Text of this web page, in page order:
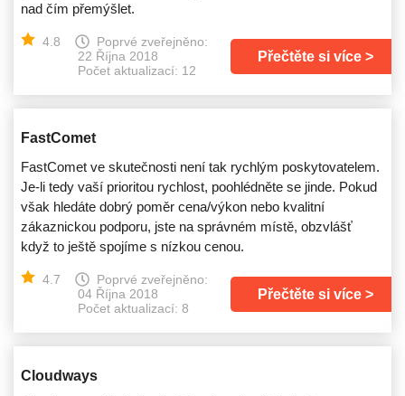
nad čím přemýšlet.
4.8
Poprvé zveřejněno:
22 Října 2018
Počet aktualizací: 12
Přečtěte si více
FastComet
FastComet ve skutečnosti není tak rychlým poskytovatelem.
Je-li tedy vaší prioritou rychlost, poohlédněte se jinde. Pokud
však hledáte dobrý poměr cena/výkon nebo kvalitní
zákaznickou podporu, jste na správném místě, obzvlášť
když to ještě spojíme s nízkou cenou.
4.7
Poprvé zveřejněno:
04 Října 2018
Počet aktualizací: 8
Přečtěte si více
Cloudways